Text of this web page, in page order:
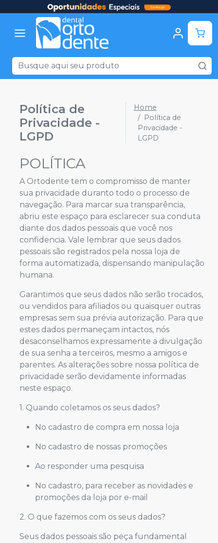
Política de
Privacidade -
LGPD
Home
Política de
Privacidade -
LGPD
POLÍTICA
A Ortodente tem o compromisso de manter
sua privacidade duranto todo o processo de
navegação. Para marcar sua transparência,
abriu este espaço para esclarecer sua conduta
diante dos dados pessoais que você nos
confidencia. Vale lembrar que seus dados
pessoais são registrados pela nossa loja de
forma automatizada, dispensando manipulação
humana.
Garantimos que seus dados não serão trocados,
ou vendidos para afiliados ou quaisquer outras
empresas sem sua prévia autorização. Para que
estes dados permaneçam intactos, nós
desaconselhamos expressamente a divulgação
de sua senha a terceiros, mesmo a amigos e
parentes. As alterações sobre nossa política de
privacidade serão devidamente informadas
neste espaço.
1. Quando coletamos os seus dados?
No cadastro de compra em nossa loja
No cadastro de nossas promoções
Ao responder uma pesquisa
No cadastro, para receber as novidades e
promoções da loja por e-mail
2. O que fazemos com os seus dados?
Seus dados pessoais são peça fundamental